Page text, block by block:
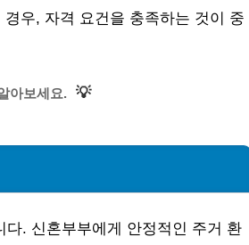
우, 자격 요건을 충족하는 것이 중
아보세요. 💡
. 신혼부부에게 안정적인 주거 환